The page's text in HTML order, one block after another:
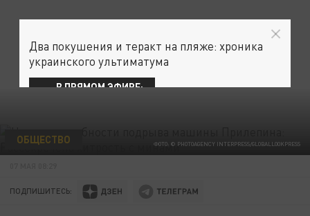
ФОТО: © PHOTOAGENCY INTERPRESS/GLOBALLOOKPRESS
ОБЩЕСТВО
ПОДПИШИТЕСЬ:
Два покушения и теракт на пляже: хроника
украинского ультиматума
В ПРЯМОМ ЭФИРЕ: